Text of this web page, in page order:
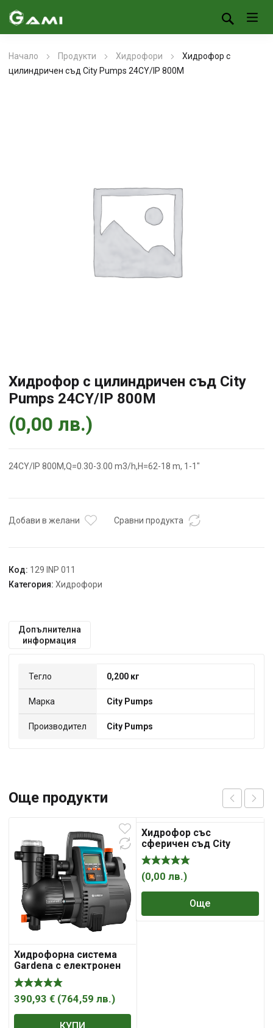
Начало Продукти Хидрофори
Хидрофор с
цилиндричен съд City Pumps 24CY/IP 800M
Хидрофор с цилиндричен съд City
Pumps 24CY/IP 800M
(0,00 лв.)
24CY/IP 800M,Q=0.30-3.00 m3/h,H=62-18 m, 1-1″
Добави в желани Сравни продукта
Код: 129 INP 011
Категория: Хидрофори
Допълнителна
информация
Тегло 0,200 кг
Марка City Pumps
Производител City Pumps
Още продукти
Хидрофорна система
Gardena с електронен
пресостат 8 м, 5 м3/ч,
50 м, 1 „, Comfort 5000/5
LCD
390,93 € (764,59 лв.)
КУПИ
Хидрофор със
сферичен съд City
Pumps 24SP/IP 700M
(0,00лв.)
Още